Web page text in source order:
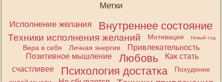
Метки
Исполнение желания
Внутреннее состояние
Техники исполнения желаний Мотивация Новый год
Вера в себя Личная энергия
Привлекательность
Позитивное мышление
Любовь
Как стать
счастливее
Психология достатка
Похудение